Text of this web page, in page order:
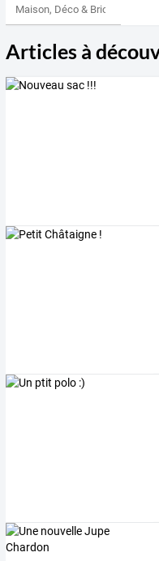
Maison, Déco & Bricolage
Articles à